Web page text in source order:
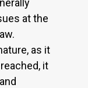
at the
as it
it